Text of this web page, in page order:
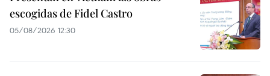
escogidas de Fidel Castro
05/08/2026 12:30